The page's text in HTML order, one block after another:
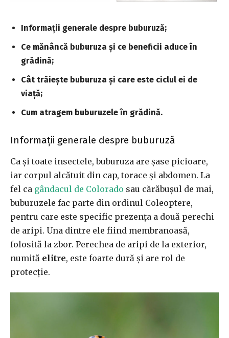
Informații generale despre buburuză;
Ce mănâncă buburuza și ce beneficii aduce în
grădină;
Cât trăiește buburuza și care este ciclul ei de
viață;
Cum atragem buburuzele în grădină.
Informații generale despre buburuză
Ca și toate insectele, buburuza are șase picioare,
iar corpul alcătuit din cap, torace și abdomen. La
fel ca gândacul de Colorado sau cărăbușul de mai,
buburuzele fac parte din ordinul Coleoptere,
pentru care este specific prezența a două perechi
de aripi. Una dintre ele fiind membranoasă,
folosită la zbor. Perechea de aripi de la exterior,
numită elitre, este foarte dură și are rol de
protecție.